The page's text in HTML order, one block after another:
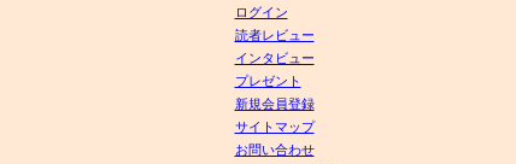
ログイン
読者レビュー
インタビュー
プレゼント
新規会員登録
サイトマップ
お問い合わせ